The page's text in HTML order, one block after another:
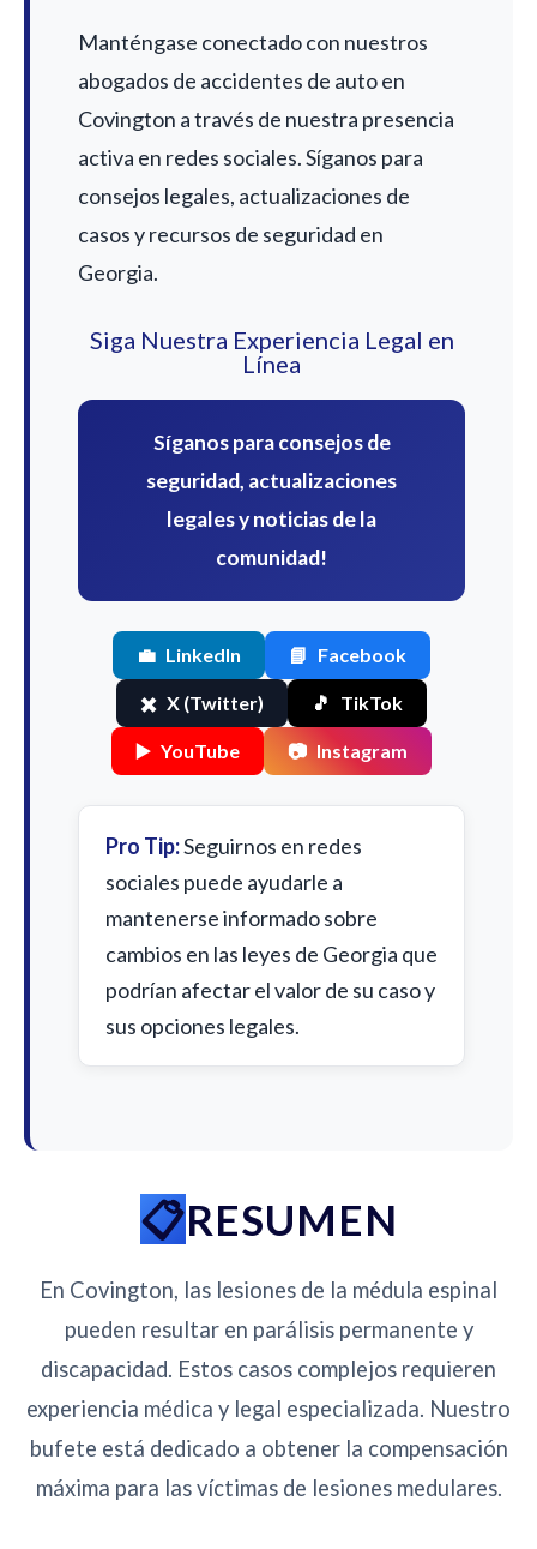
Manténgase conectado con nuestros
abogados de accidentes de auto en
Covington a través de nuestra presencia
activa en redes sociales. Síganos para
consejos legales, actualizaciones de
casos y recursos de seguridad en
Georgia.
Siga Nuestra Experiencia Legal en
Línea
Síganos para consejos de
seguridad, actualizaciones
legales y noticias de la
comunidad!
💼 LinkedIn 📘 Facebook
✖️ X (Twitter) 🎵 TikTok
▶️ YouTube 📷 Instagram
Pro Tip:Seguirnos en redes
sociales puede ayudarle a
mantenerse informado sobre
cambios en las leyes de Georgia que
podrían afectar el valor de su caso y
sus opciones legales.
RESUMEN
En Covington, las lesiones de la médula espinal
pueden resultar en parálisis permanente y
discapacidad. Estos casos complejos requieren
experiencia médica y legal especializada. Nuestro
bufete está dedicado a obtener la compensación
máxima para las víctimas de lesiones medulares.